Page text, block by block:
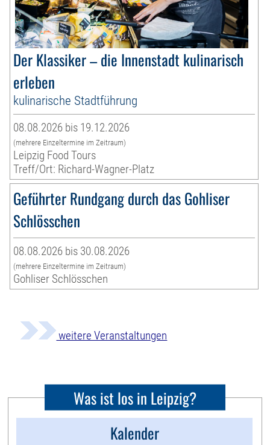
Der Klassiker – die Innenstadt kulinarisch
erleben
kulinarische Stadtführung
08.08.2026 bis 19.12.2026
(mehrere Einzeltermine im Zeitraum)
Leipzig Food Tours
Treff/Ort: Richard-Wagner-Platz
Geführter Rundgang durch das Gohliser
Schlösschen
08.08.2026 bis 30.08.2026
(mehrere Einzeltermine im Zeitraum)
Gohliser Schlösschen
weitere Veranstaltungen
Was ist los in Leipzig?
Kalender